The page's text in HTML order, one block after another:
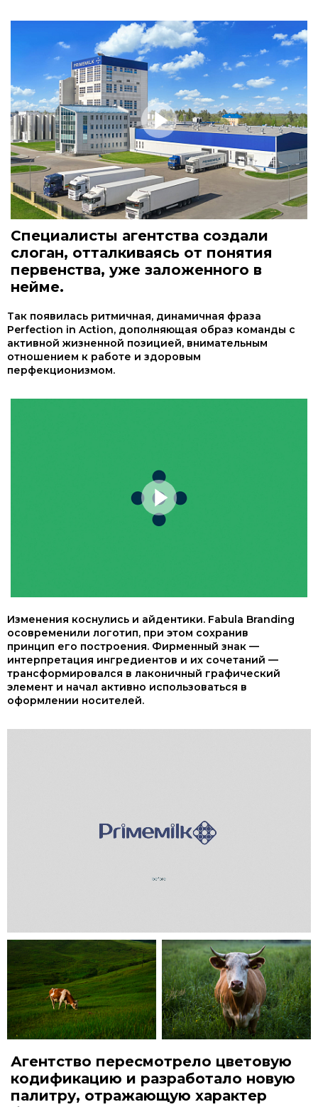
Специалисты агентства создали
слоган, отталкиваясь от понятия
первенства, уже заложенного в
нейме.
Так появилась ритмичная, динамичная фраза
Perfection in Action, дополняющая образ команды с
активной жизненной позицией, внимательным
отношением к работе и здоровым
перфекционизмом.
Изменения коснулись и айдентики. Fabula Branding
осовременили логотип, при этом сохранив
принцип его построения. Фирменный знак —
интерпретация ингредиентов и их сочетаний —
трансформировался в лаконичный графический
элемент и начал активно использоваться в
оформлении носителей.
Агентство пересмотрело цветовую
кодификацию и разработало новую
палитру, отражающую характер